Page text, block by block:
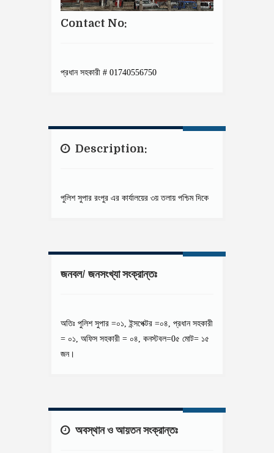
Contact No:
প্রধান সহকারী # 01740556750
Description:
পুলিশ সুপার রংপুর এর কার্যালয়ের ৩য় তলায় পশ্চিম দিকে
জনবল/ জনসংখ্যা সংক্রান্তঃ
অতিঃ পুলিশ সুপার =০১, ইন্সপেক্টর =০৪, প্রধান সহকারী
= ০১, অফিস সহকারী = ০৪, কনস্টবল=0৫ মোট= ১৫
জন।
অবস্থান ও আয়তন সংক্রান্তঃ